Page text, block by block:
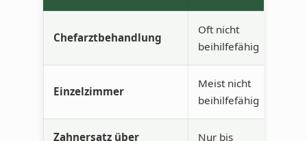
Chefarztbehandlung
Oft nicht
beihilfefähig
Einzelzimmer
Meist nicht
beihilfefähig
Zahnersatz über
Nur bis